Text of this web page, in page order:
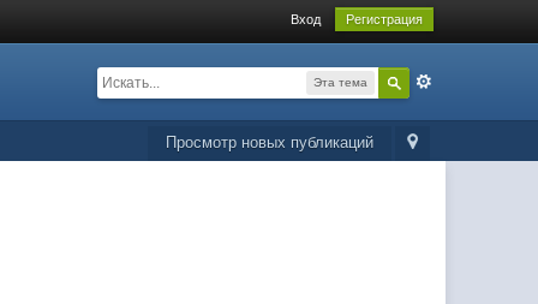
Вход Регистрация
Эта тема
Просмотр новых публикаций